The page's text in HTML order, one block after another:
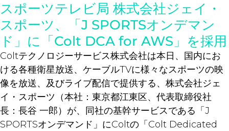
スポーツテレビ局 株式会社ジェイ・
スポーツ、「J SPORTSオンデマン
ド」に「Colt DCA for AWS」を採用
Coltテクノロジーサービス株式会社は本日、国内にお
ける各種衛星放送、ケーブルTVに様々なスポーツの映
像を放送、及びライブ配信で提供する、株式会社ジェ
イ・スポーツ（本社：東京都江東区、代表取締役社
長：長谷 一郎）が、同社の基幹サービスである「J
SPORTSオンデマンド」にColtの「Colt Dedicated